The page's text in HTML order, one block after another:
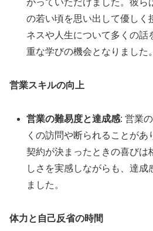
がっていただけました。彼ら
の若い頃を思い出して優しく
ネスや人生について多くの話
重な学びの機会となりました。
営業スキルの向上
営業の難易度と達成感: 営業
くの訪問や断られることがあ
契約が決まったときの喜びは
しさを実感しながらも、達成
ました。
体力と自己反省の時間